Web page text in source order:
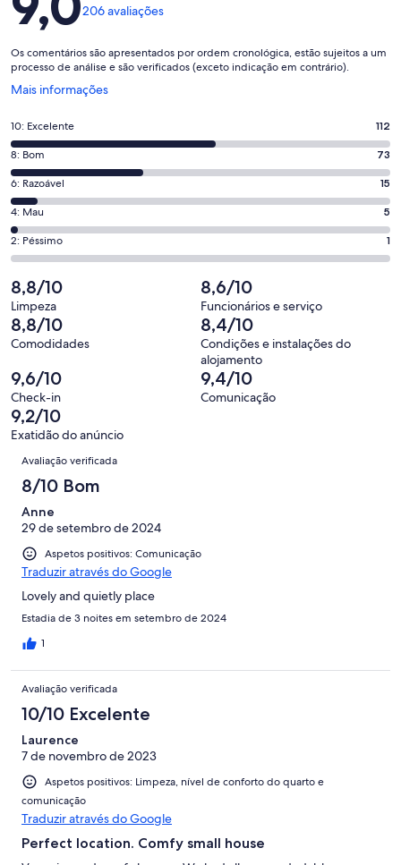
206 avaliações
Os comentários são apresentados por ordem cronológica, estão sujeitos a um
processo de análise e são verificados (exceto indicação em contrário).
Mais informações
Abre
nova
janela
Pontuação
de
10,
o
que
significa
“Excelente”.
112
de
206
avaliações.
10: Excelente 112
Pontuação
de
8,
o
que
significa
73
de
206
avaliações.
8: Bom 73
Pontuação
de
6,
o
que
significa
“Razoável”.
15
de
206
avaliações.
6: Razoável 15
Pontuação
de
4,
que
significa
“Mau”.
5
206
avaliações.
4: Mau 5
Pontuação
de
2,
o
que
significa
1
de
206
avaliações.
2: Péssimo 1
8,8/10
Limpeza
8,6/10
Funcionários e serviço
8,8/10
Comodidades
8,4/10
Condições e instalações do
alojamento
9,6/10
Check-in
9,4/10
Comunicação
9,2/10
Exatidão do anúncio
Avaliações
Avaliação verificada
8/10 Bom
Anne
29 de setembro de 2024
Aspetos positivos: Comunicação
Traduzir através do Google
Lovely and quietly place
Estadia de 3 noites em setembro de 2024
1
Avaliação verificada
10/10 Excelente
Laurence
7 de novembro de 2023
Aspetos positivos: Limpeza, nível de conforto do quarto e
comunicação
Traduzir através do Google
Perfect location. Comfy small house